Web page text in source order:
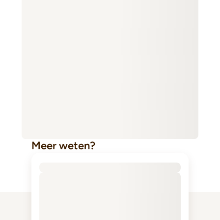
Meer weten?